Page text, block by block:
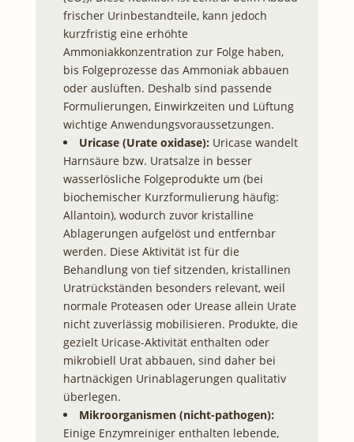
frischer Urinbestandteile, kann jedoch
kurzfristig eine erhöhte
Ammoniakkonzentration zur Folge haben,
bis Folgeprozesse das Ammoniak abbauen
oder auslüften. Deshalb sind passende
Formulierungen, Einwirkzeiten und Lüftung
wichtige Anwendungsvoraussetzungen.
Uricase (Urate oxidase): Uricase wandelt
Harnsäure bzw. Uratsalze in besser
wasserlösliche Folgeprodukte um (bei
biochemischer Kurzformulierung häufig:
Allantoin), wodurch zuvor kristalline
Ablagerungen aufgelöst und entfernbar
werden. Diese Aktivität ist für die
Behandlung von tief sitzenden, kristallinen
Uratrückständen besonders relevant, weil
normale Proteasen oder Urease allein Urate
nicht zuverlässig mobilisieren. Produkte, die
gezielt Uricase-Aktivität enthalten oder
mikrobiell Urat abbauen, sind daher bei
hartnäckigen Urinablagerungen qualitativ
überlegen.
Mikroorganismen (nicht-pathogen):
Einige Enzymreiniger enthalten lebende,